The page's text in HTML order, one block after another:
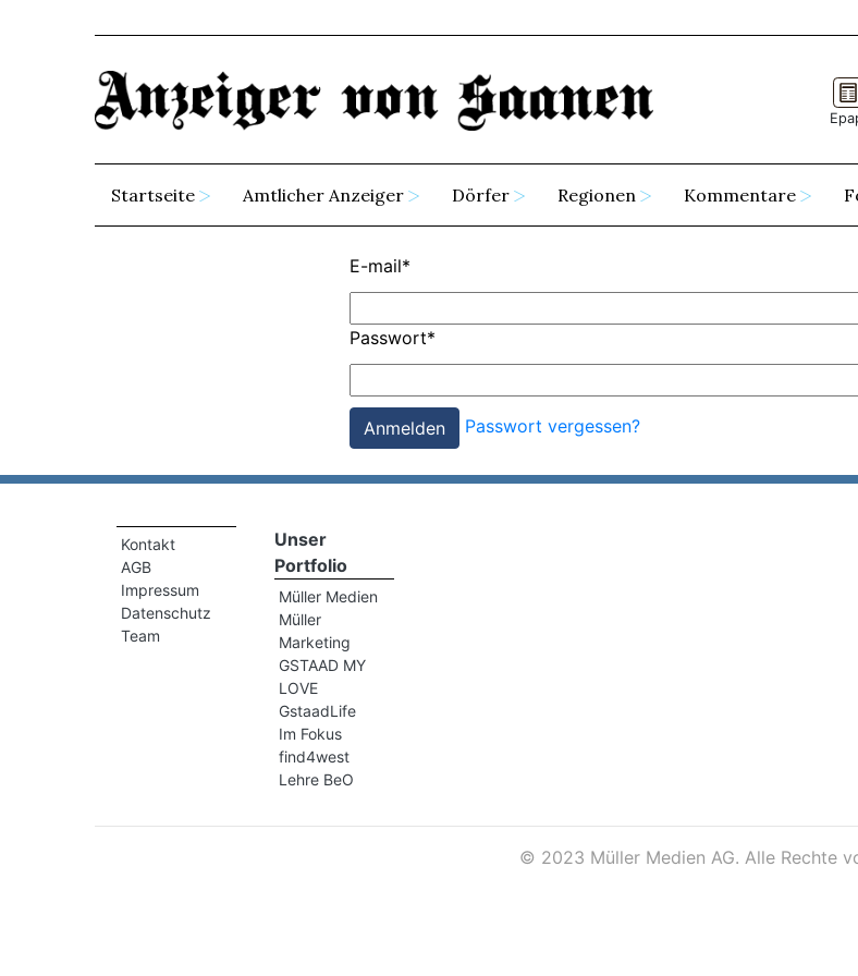
Startseite Amtlicher Anzeiger Dörfer Regionen Kommentare
E-mail*
Passwort*
Passwort vergessen?
Kontakt
AGB
Impressum
Datenschutz
Team
Unser
Portfolio
Müller Medien
Müller
Marketing
GSTAAD MY
LOVE
GstaadLife
Im Fokus
find4west
Lehre BeO
© 2023 Müller Medien AG. Alle Rechte